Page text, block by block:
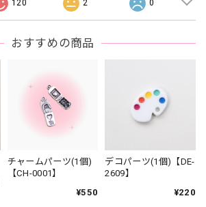
120 2 0
おすすめの商品
チャームパーツ(1個)
【CH-0001】
¥550
デコパーツ(1個)【DE-
2609】
¥220